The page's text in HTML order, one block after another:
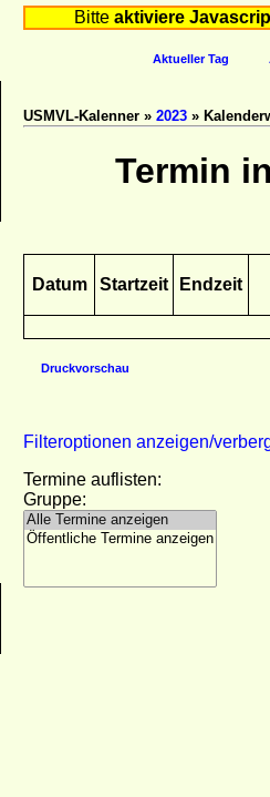
Bitte aktiviere
Aktueller Tag
USMVL-Kalenner » 2023 »
Termin
Datum Startzeit Endzeit
Druckvorschau
Filteroptionen anzeigen/
Termine auflisten:
Gruppe: